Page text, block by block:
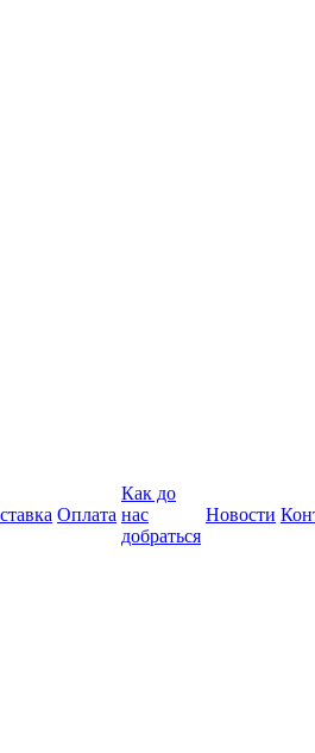
Оплата
Как до
нас
добраться
Новости